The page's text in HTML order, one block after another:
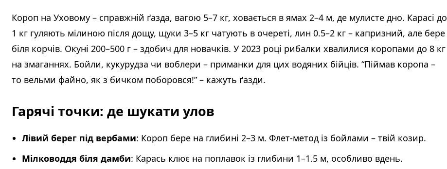
Короп на Уховому – справжній ґазда, вагою 5–7 кг, ховається в ямах 2–4 м, де мулисте дно. Карасі до
1 кг гуляють мілиною після дощу, щуки 3–5 кг чатують в очереті, лин 0.5–2 кг – капризний, але бере
біля корчів. Окуні 200–500 г – здобич для новачків. У 2023 році рибалки хвалилися коропами до 8 кг
на змаганнях. Бойли, кукурудза чи воблери – приманки для цих водяних бійців. “Піймав коропа –
то вельми файно, як з бичком поборовся!” – кажуть ґазди.
Гарячі точки: де шукати улов
Лівий берег під вербами: Короп бере на глибині 2–3 м. Флет-метод із бойлами – твій козир.
Мілководдя біля дамби: Карась клює на поплавок із глибини 1–1.5 м, особливо вдень.